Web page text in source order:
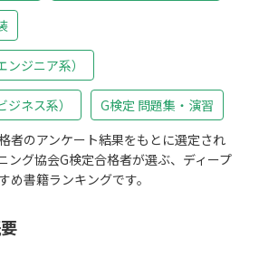
ジニア系）
ネス系）
G検定 問題集・演習
者のアンケート結果をもとに選定され
ング協会G検定合格者が選ぶ、ディープ
め書籍ランキングです。